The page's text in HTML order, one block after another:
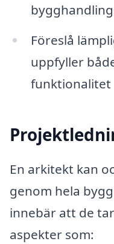
Föreslå
uppfyller
funktionalitet
En arkitekt kan
genom hela
innebär att de
aspekter som: